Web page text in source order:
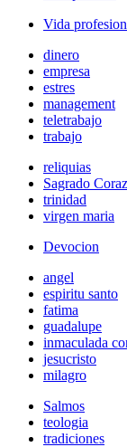
Vida
dinero
empresa
estres
management
teletrabajo
trabajo
reliquias
Sagrado
trinidad
virgen maria
Devocion
angel
espiritu santo
fatima
guadalupe
inmaculada
jesucristo
milagro
Salmos
teologia
tradiciones